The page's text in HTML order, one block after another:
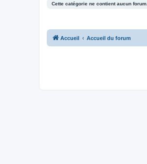
Cette catégorie ne contient aucun forum.
Accueil Accueil du forum